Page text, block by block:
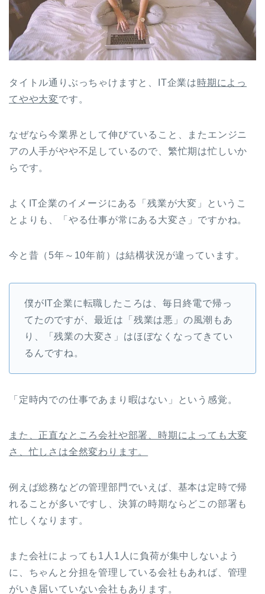
タイトル通りぶっちゃけますと、IT企業は時期によっ
てやや大変です。
なぜなら今業界として伸びていること、またエンジニ
アの人手がやや不足しているので、繁忙期は忙しいか
らです。
よくIT企業のイメージにある「残業が大変」というこ
とよりも、「やる仕事が常にある大変さ」ですかね。
今と昔（5年～10年前）は結構状況が違っています。
僕がIT企業に転職したころは、毎日終電で帰っ
てたのですが、最近は「残業は悪」の風潮もあ
り、「残業の大変さ」はほぼなくなってきてい
るんですね。
「定時内での仕事であまり暇はない」という感覚。
また、正直なところ会社や部署、時期によっても大変
さ、忙しさは全然変わります。
例えば総務などの管理部門でいえば、基本は定時で帰
れることが多いですし、決算の時期ならどこの部署も
忙しくなります。
また会社によっても1人1人に負荷が集中しないよう
に、ちゃんと分担を管理している会社もあれば、管理
がいき届いていない会社もあります。